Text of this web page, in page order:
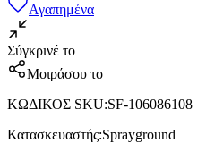
Αγαπημένα
Σύγκρινέ το
Μοιράσου το
ΚΩΔΙΚΟΣ SKU:SF-106086108
Κατασκευαστής:Sprayground